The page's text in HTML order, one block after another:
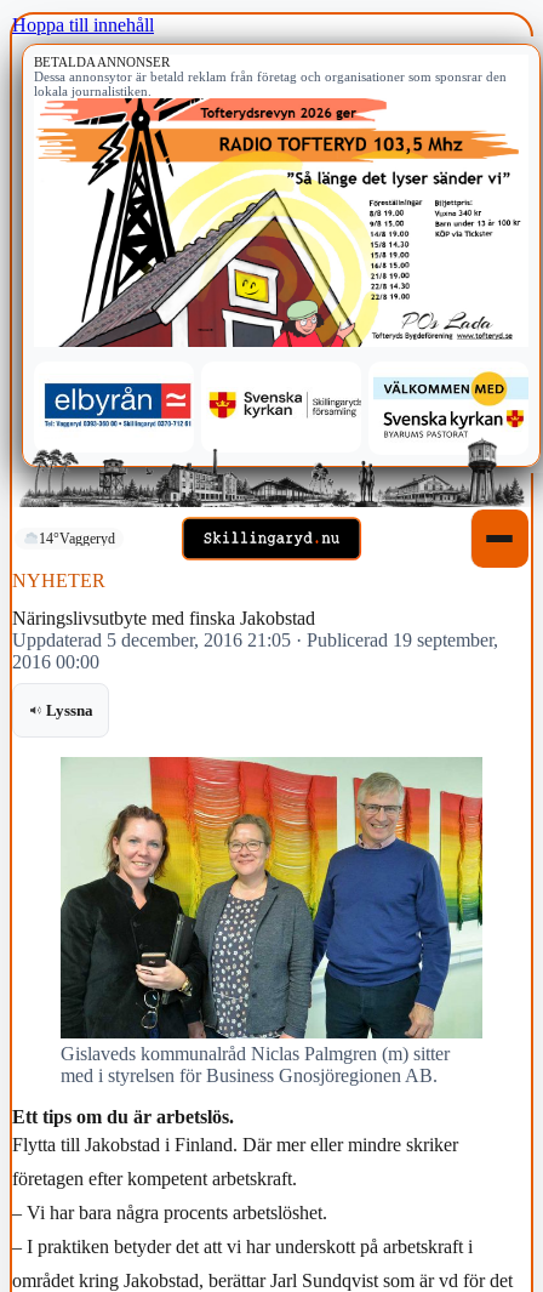
Hoppa till innehåll
BETALDA ANNONSER
Dessa annonsytor är betald reklam från företag och organisationer som sponsrar den
lokala journalistiken.
14°Vaggeryd
NYHETER
Näringslivsutbyte med finska Jakobstad
Uppdaterad 5 december, 2016 21:05 · Publicerad 19 september,
2016 00:00
Lyssna
Gislaveds kommunalråd Niclas Palmgren (m) sitter
med i styrelsen för Business Gnosjöregionen AB.
Ett tips om du är arbetslös.
Flytta till Jakobstad i Finland. Där mer eller mindre skriker
företagen efter kompetent arbetskraft.
– Vi har bara några procents arbetslöshet.
– I praktiken betyder det att vi har underskott på arbetskraft i
området kring Jakobstad, berättar Jarl Sundqvist som är vd för det